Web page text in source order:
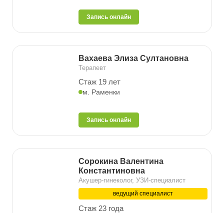
Запись онлайн
Вахаева Элиза Султановна
Терапевт
Стаж 19 лет
м. Раменки
Запись онлайн
Сорокина Валентина
Константиновна
Акушер-гинеколог, УЗИ-специалист
ведущий специалист
Стаж 23 года